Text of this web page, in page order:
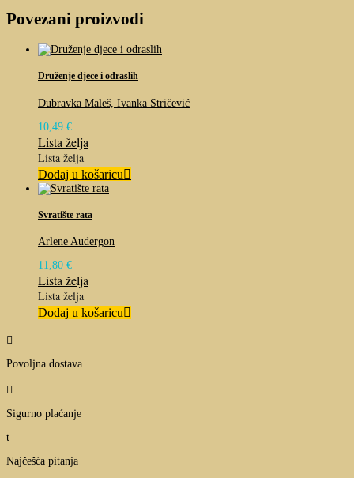
Povezani proizvodi
Druženje djece i odraslih
Dubravka Maleš, Ivanka Stričević
10,49 €
Lista želja
Lista želja
Dodaj u košaricu
Svratište rata
Arlene Audergon
11,80 €
Lista želja
Lista želja
Dodaj u košaricu

Povoljna dostava

Sigurno plaćanje
t
Najčešća pitanja